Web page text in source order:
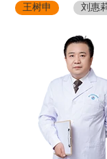
王树申 刘惠